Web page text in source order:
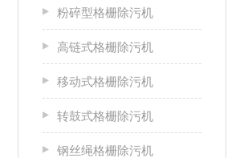
粉碎型格栅除污机
高链式格栅除污机
移动式格栅除污机
转鼓式格栅除污机
钢丝绳格栅除污机